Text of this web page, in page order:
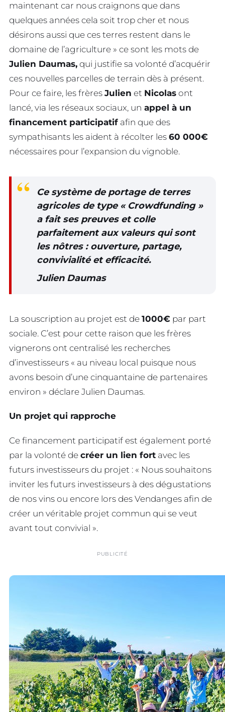
maintenant car nous craignons que dans
quelques années cela soit trop cher et nous
désirons aussi que ces terres restent dans le
domaine de l’agriculture » ce sont les mots de
Julien Daumas, qui justifie sa volonté d’acquérir
ces nouvelles parcelles de terrain dès à présent.
Pour ce faire, les frères Julien et Nicolas ont
lancé, via les réseaux sociaux, un appel à un
financement participatif afin que des
sympathisants les aident à récolter les 60 000€
nécessaires pour l’expansion du vignoble.
Ce système de portage de terres
agricoles de type « Crowdfunding »
a fait ses preuves et colle
parfaitement aux valeurs qui sont
les nôtres : ouverture, partage,
convivialité et efficacité.
Julien Daumas
La souscription au projet est de 1000€ par part
sociale. C’est pour cette raison que les frères
vignerons ont centralisé les recherches
d’investisseurs « au niveau local puisque nous
avons besoin d’une cinquantaine de partenaires
environ » déclare Julien Daumas.
Un projet qui rapproche
Ce financement participatif est également porté
par la volonté de créer un lien fort avec les
futurs investisseurs du projet : « Nous souhaitons
inviter les futurs investisseurs à des dégustations
de nos vins ou encore lors des Vendanges afin de
créer un véritable projet commun qui se veut
avant tout convivial ».
PUBLICITÉ